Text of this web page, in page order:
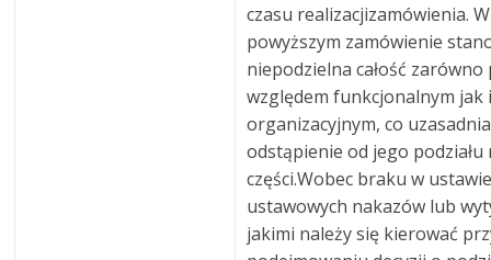
czasu realizacjizamówienia.
powyższym zamówienie
niepodzielna całość zarówno
względem funkcjonalnym jak
organizacyjnym, co uzasadnia
odstąpienie od jego podziału
części.Wobec braku w
ustawowych nakazów lub
jakimi należy się kierować